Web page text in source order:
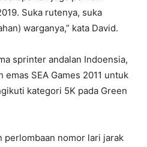
Suka rutenya, suka
warganya,” kata David.
sprinter andalan Indoensia,
SEA Games 2011 untuk
kategori 5K pada Green
perlombaan nomor lari jarak